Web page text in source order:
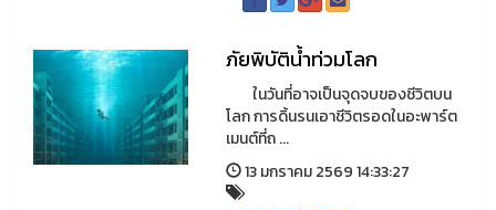
ภัยพิบัติน้ำท่วมโลก
ในวันที่อาจเป็นจุดจบของชีวิตบน
โลก การดิ้นรนเอาชีวิตรอดในอะพาร์ต
เมนต์ที่ถ ...
13 มกราคม 2569 14:33:27